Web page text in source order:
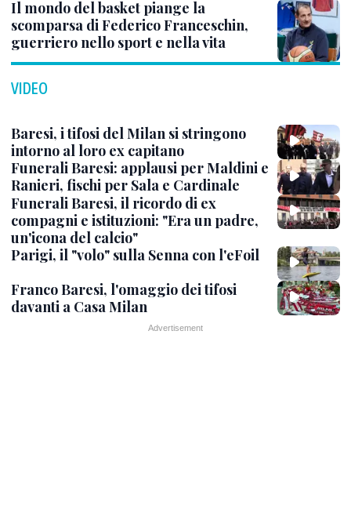
Il mondo del basket piange la
scomparsa di Federico Franceschin,
guerriero nello sport e nella vita
VIDEO
Baresi, i tifosi del Milan si stringono
intorno al loro ex capitano
Funerali Baresi: applausi per Maldini e
Ranieri, fischi per Sala e Cardinale
Funerali Baresi, il ricordo di ex
compagni e istituzioni: "Era un padre,
un'icona del calcio"
Parigi, il "volo" sulla Senna con l'eFoil
Franco Baresi, l'omaggio dei tifosi
davanti a Casa Milan